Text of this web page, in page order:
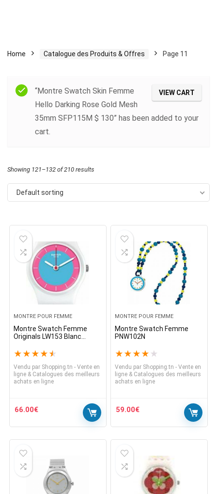
Home Catalogue des Produits & Offres Page 11
VIEW CART
“Montre Swatch Skin Femme
Hello Darking Rose Gold Mesh
35mm SFP115M $ 130” has been added to your
cart.
Showing 121–132 of 210 results
Default sorting
MONTRE POUR FEMME
Montre Swatch Femme
Originals LW153 Blanc
Quartz
★ ★ ★ ★ ★
Vendu par Shopping.tn - Vente en
ligne & Catalogues des meilleurs
achats en ligne
66.00€
MONTRE POUR FEMME
Montre Swatch Femme
PNW102N
★ ★ ★ ★ ★
Vendu par Shopping.tn - Vente en
ligne & Catalogues des meilleurs
achats en ligne
59.00€